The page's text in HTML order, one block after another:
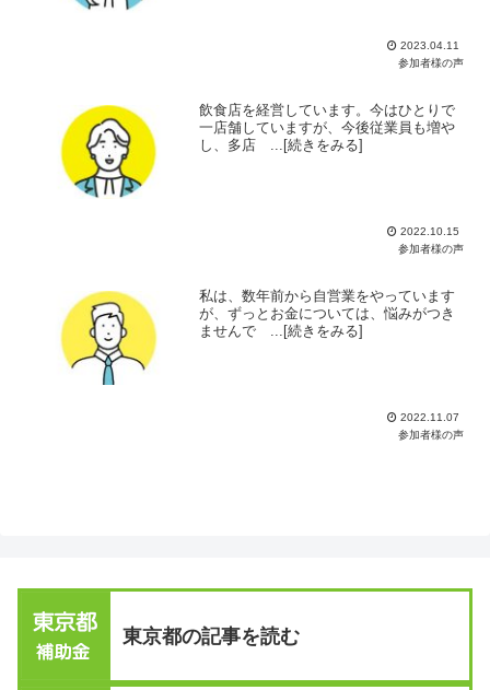
2023.04.11
参加者様の声
飲食店を経営しています。今はひとりで
一店舗していますが、今後従業員も増や
し、多店 ...[続きをみる]
2022.10.15
参加者様の声
私は、数年前から自営業をやっています
が、ずっとお金については、悩みがつき
ませんで ...[続きをみる]
2022.11.07
参加者様の声
東京都の記事を読む